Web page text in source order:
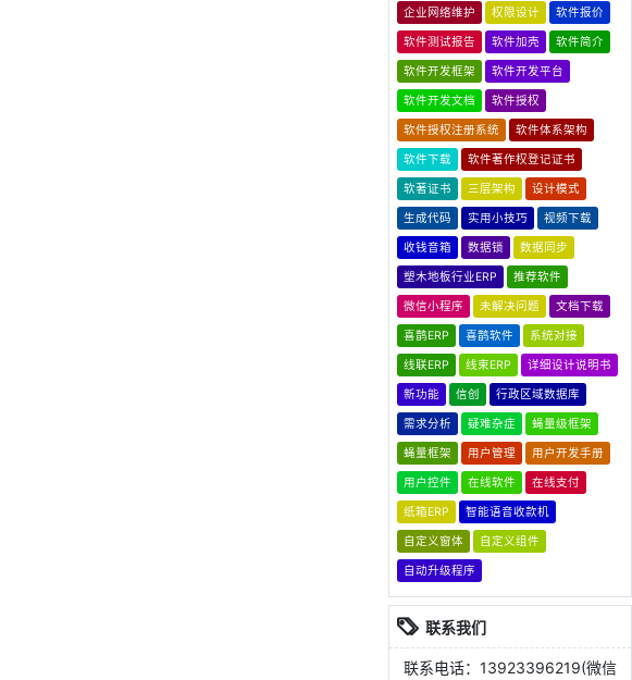
企业网络维护 权限设计 软件报价
软件测试报告 软件加壳 软件简介
软件开发框架 软件开发平台
软件开发文档 软件授权
软件授权注册系统 软件体系架构
软件下载 软件著作权登记证书
软著证书 三层架构 设计模式
生成代码 实用小技巧 视频下载
收钱音箱 数据锁 数据同步
塑木地板行业ERP 推荐软件
微信小程序 未解决问题 文档下载
喜鹊ERP 喜鹊软件 系统对接
线联ERP 线束ERP 详细设计说明书
新功能 信创 行政区域数据库
需求分析 疑难杂症 蝇量级框架
蝇量框架 用户管理 用户开发手册
用户控件 在线软件 在线支付
纸箱ERP 智能语音收款机
自定义窗体 自定义组件
自动升级程序
联系我们
联系电话：13923396219(微信